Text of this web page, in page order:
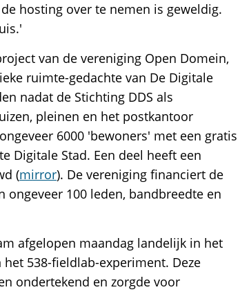
hosting over te nemen is geweldig.
van de vereniging Open Domein,
ruimte-gedachte van De Digitale
nadat de Stichting DDS als
pleinen en het postkantoor
6000 'bewoners' met een gratis
Digitale Stad. Een deel heeft een
(mirror). De vereniging financiert de
100 leden, bandbreedte en
afgelopen maandag landelijk in het
het 538-fieldlab-experiment. Deze
ondertekend en zorgde voor